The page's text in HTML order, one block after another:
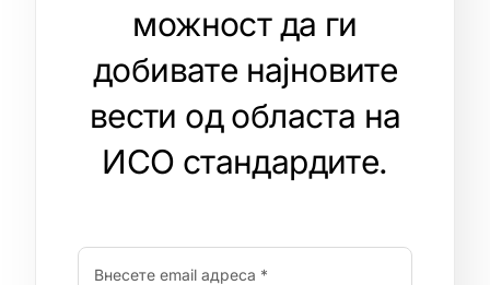
можност да ги
добивате најновите
вести од областа на
ИСО стандардите.